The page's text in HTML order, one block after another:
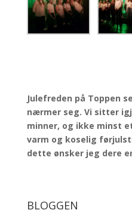
Julefreden på Toppen
nærmer seg. Vi sitter
minner, og ikke minst
varm og koselig
dette ønsker jeg dere
BLOGGEN